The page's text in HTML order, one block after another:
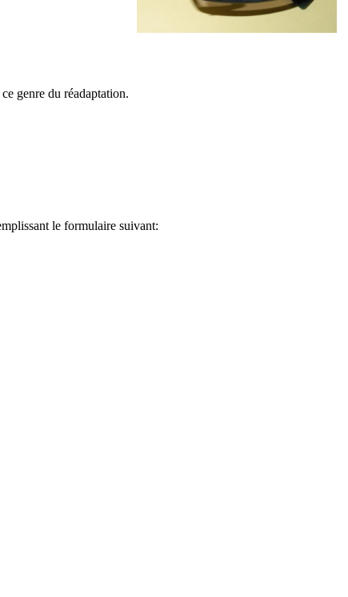
genre du réadaptation.
le formulaire suivant: